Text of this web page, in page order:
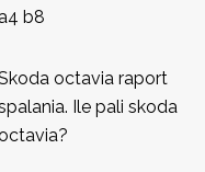
b8
octavia raport
Ile pali skoda